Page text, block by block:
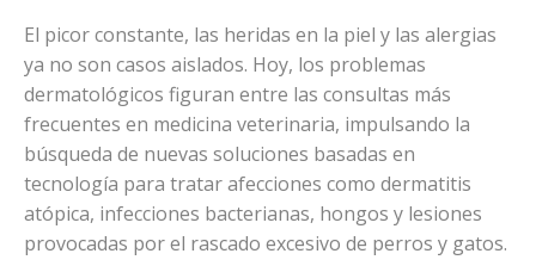
El picor constante, las heridas en la piel y las alergias
ya no son casos aislados. Hoy, los problemas
dermatológicos figuran entre las consultas más
frecuentes en medicina veterinaria, impulsando la
búsqueda de nuevas soluciones basadas en
tecnología para tratar afecciones como dermatitis
atópica, infecciones bacterianas, hongos y lesiones
provocadas por el rascado excesivo de perros y gatos.